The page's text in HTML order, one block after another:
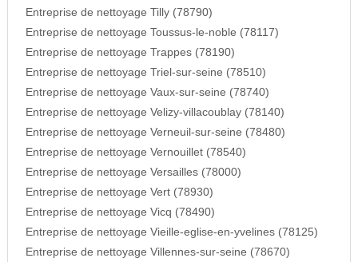
Entreprise de nettoyage Tilly (78790)
Entreprise de nettoyage Toussus-le-noble (78117)
Entreprise de nettoyage Trappes (78190)
Entreprise de nettoyage Triel-sur-seine (78510)
Entreprise de nettoyage Vaux-sur-seine (78740)
Entreprise de nettoyage Velizy-villacoublay (78140)
Entreprise de nettoyage Verneuil-sur-seine (78480)
Entreprise de nettoyage Vernouillet (78540)
Entreprise de nettoyage Versailles (78000)
Entreprise de nettoyage Vert (78930)
Entreprise de nettoyage Vicq (78490)
Entreprise de nettoyage Vieille-eglise-en-yvelines (78125)
Entreprise de nettoyage Villennes-sur-seine (78670)